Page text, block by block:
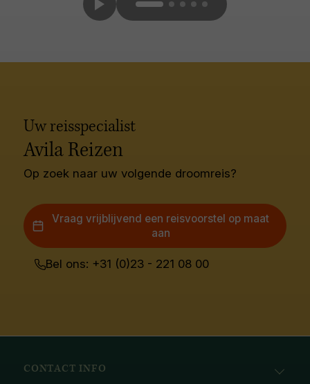
Uw reisspecialist
Avila Reizen
Op zoek naar uw volgende droomreis?
Vraag vrijblijvend een reisvoorstel op maat
aan
Bel ons: +31 (0)23 - 221 08 00
CONTACT INFO